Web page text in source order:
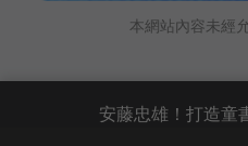
本網站內容未經
安藤忠雄！打造童